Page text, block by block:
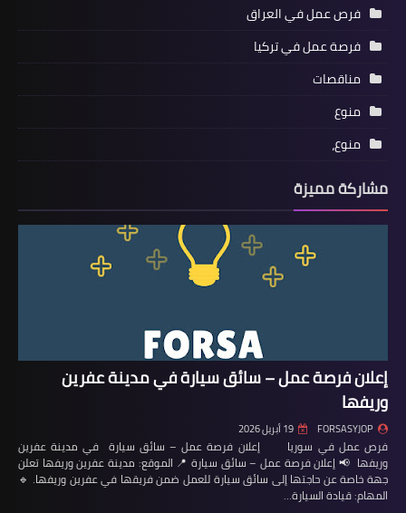
فرص عمل في العراق
فرصة عمل في تركيا
مناقصات
منوع
منوع،
مشاركة مميزة
إعلان فرصة عمل – سائق سيارة في مدينة عفرين
وريفها
FORSASYJOP 19 أبريل 2026
فرص عمل في سوريا إعلان فرصة عمل – سائق سيارة في مدينة عفرين
وريفها 📢 إعلان فرصة عمل – سائق سيارة 📍 الموقع: مدينة عفرين وريفها تعلن
جهة خاصة عن حاجتها إلى سائق سيارة للعمل ضمن فريقها في عفرين وريفها. 🔹
المهام: قيادة السيارة…